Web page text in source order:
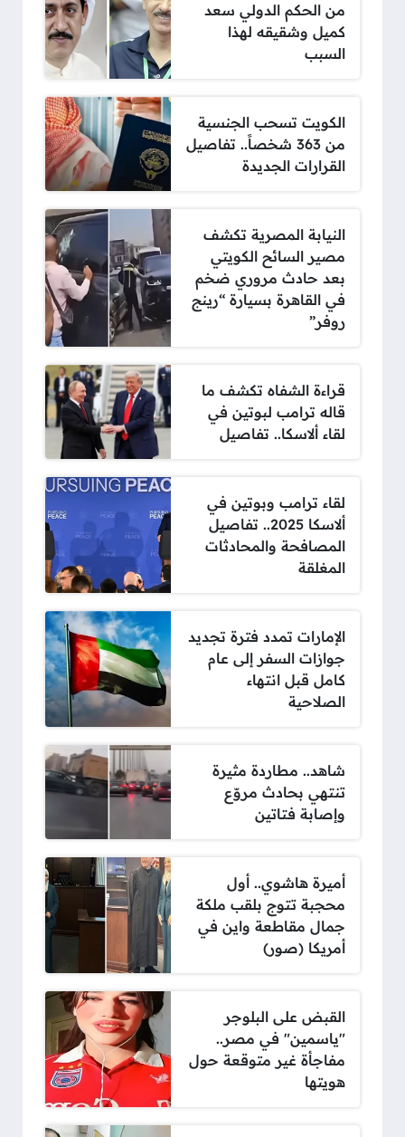
من الحكم الدولي سعد
كميل وشقيقه لهذا
السبب
الكويت تسحب الجنسية
من 363 شخصاً.. تفاصيل
القرارات الجديدة
النيابة المصرية تكشف
مصير السائح الكويتي
بعد حادث مروري ضخم
في القاهرة بسيارة “رينج
روفر”
قراءة الشفاه تكشف ما
قاله ترامب لبوتين في
لقاء ألاسكا.. تفاصيل
لقاء ترامب وبوتين في
ألاسكا 2025.. تفاصيل
المصافحة والمحادثات
المغلقة
الإمارات تمدد فترة تجديد
جوازات السفر إلى عام
كامل قبل انتهاء
الصلاحية
شاهد.. مطاردة مثيرة
تنتهي بحادث مروّع
وإصابة فتاتين
أميرة هاشوي.. أول
محجبة تتوج بلقب ملكة
جمال مقاطعة واين في
أمريكا (صور)
القبض على البلوجر
"ياسمين" في مصر..
مفاجأة غير متوقعة حول
هويتها